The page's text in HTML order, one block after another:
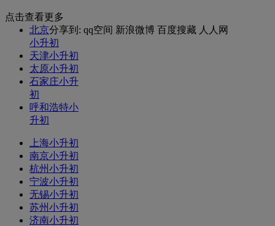
点击查看更多
分享到: qq空间 新浪微博 百度搜藏 人人网
北京
小升初
天津小升初
太原小升初
石家庄小升
初
呼和浩特小
升初
上海小升初
南京小升初
杭州小升初
宁波小升初
无锡小升初
苏州小升初
济南小升初